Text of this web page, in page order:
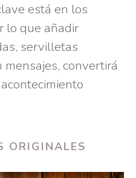
está en los
lo que añadir
servilletas
convertirá
ORIGINALES